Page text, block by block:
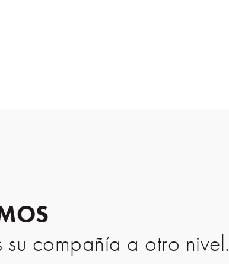
su compañía a otro nivel.